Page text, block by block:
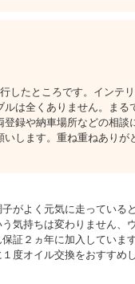
したところです。インテ
は全くありません。ま
録や納車場所などの相
します。重ね重ねありが
がよく元気に走ってい
気持ちは変わりません
証２ヵ年に加入してい
度オイル交換をおすす